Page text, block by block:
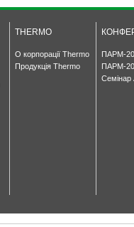
THERMO
О корпорації Thermo
Продукція Thermo
ПАРМ-
ПАРМ-
Семінар